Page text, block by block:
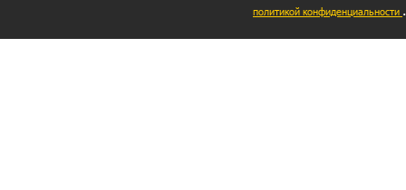
политикой конфиденциальности